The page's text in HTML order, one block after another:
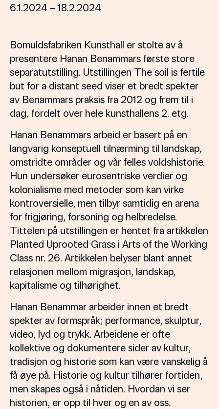
6.1.2024 – 18.2.2024
Bomuldsfabriken Kunsthall er stolte av å
presentere Hanan Benammars første store
separatutstilling. Utstillingen The soil is fertile
but for a distant seed viser et bredt spekter
av Benammars praksis fra 2012 og frem til i
dag, fordelt over hele kunsthallens 2. etg.
Hanan Benammars arbeid er basert på en
langvarig konseptuell tilnærming til landskap,
omstridte områder og vår felles voldshistorie.
Hun undersøker eurosentriske verdier og
kolonialisme med metoder som kan virke
kontroversielle, men tilbyr samtidig en arena
for frigjøring, forsoning og helbredelse.
Tittelen på utstillingen er hentet fra artikkelen
Planted Uprooted Grass i Arts of the Working
Class nr. 26. Artikkelen belyser blant annet
relasjonen mellom migrasjon, landskap,
kapitalisme og tilhørighet.
Hanan Benammar arbeider innen et bredt
spekter av formspråk; performance, skulptur,
video, lyd og trykk. Arbeidene er ofte
kollektive og dokumentere sider av kultur,
tradisjon og historie som kan være vanskelig å
få øye på. Historie og kultur tilhører fortiden,
men skapes også i nåtiden. Hvordan vi ser
historien, er opp til hver og en av oss.